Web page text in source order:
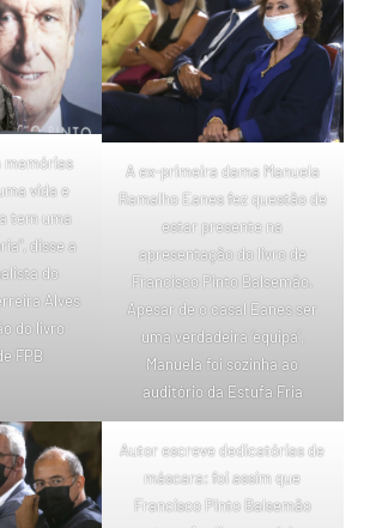
memórias
vida e
tem uma
disse a
do
Alves
do livro
FPB
A ex-primeira dama Manuela
Ramalho Eanes fez questão de
estar presente na
apresentação do livro de
Francisco Pinto Balsemão.
Apesar de o casal Eanes ser
uma verdadeira ‘equipa’,
Manuela foi sozinha ao
auditório da Estufa Fria
Autor escreve dedicatórias de
máscara: foi assim que
Francisco Pinto Balsemão